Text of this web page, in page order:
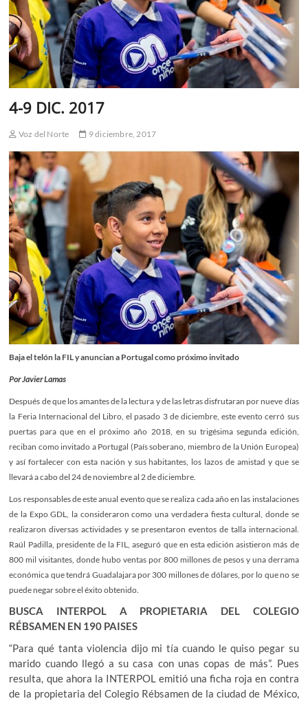
4-9 DIC. 2017
Voz del Norte 9 diciembre, 2017
Baja el telón la FIL y anuncian a Portugal como próximo invitado
Por Javier Lamas
Después de que los amantes de la lectura y de las letras disfrutaran por nueve días
la Feria Internacional del Libro, el pasado 3 de diciembre, este evento cerró sus
puertas para que en el próximo año 2018, en su trigésima segunda edición,
reciban como invitado a Portugal (País soberano, miembro de la Unión Europea)
y así fortalecer con esta nación y sus habitantes, los lazos de amistad y que se
llevará a cabo del 24 de noviembre al 2 de diciembre.
Los responsables de este anual evento que se realiza cada año en las instalaciones
de la Expo GDL, la consideraron como una verdadera fiesta cultural, donde se
realizaron diversas actividades y se presentaron eventos de talla internacional.
Raúl Padilla, presidente de la FIL, aseguró que en esta edición asistieron más de
800 mil visitantes, donde hubo ventas por 800 millones de pesos y una derrama
económica que tendrá Guadalajara por 300 millones de dólares, por lo que no se
puede negar sobre el éxito obtenido.
BUSCA INTERPOL A PROPIETARIA DEL COLEGIO
RÉBSAMEN EN 190 PAISES
“Para qué tanta violencia dijo mi tía cuando le quiso pegar su
marido cuando llegó a su casa con unas copas de más”. Pues
resulta, que ahora la INTERPOL emitió una ficha roja en contra
de la propietaria del Colegio Rébsamen de la ciudad de México,